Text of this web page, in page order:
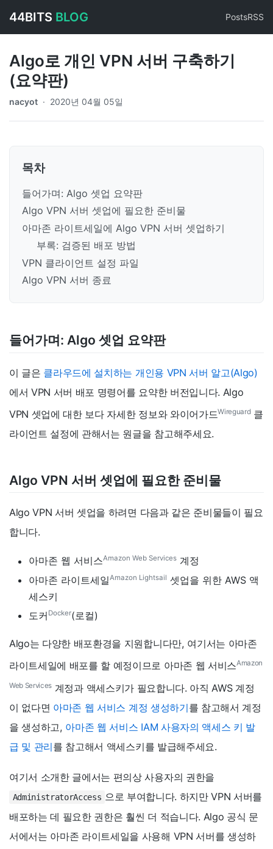
44BITS BLOG PostsRSS
Algo로 개인 VPN 서버 구축하기
(요약판)
nacyot · 2020년 04월 05일
목차
들어가며: Algo 셋업 요약판
Algo VPN 서버 셋업에 필요한 준비물
아마존 라이트세일에 Algo VPN 서버 셋업하기
부록: 검증된 배포 방법
VPN 클라이언트 설정 파일
Algo VPN 서버 종료
들어가며: Algo 셋업 요약판
이 글은 클라우드에 설치하는 개인용 VPN 서버 알고(Algo)
에서 VPN 서버 배포 명령어를 요약한 버전입니다. Algo
VPN 셋업에 대한 보다 자세한 정보와 와이어가드Wireguard클
라이언트 설정에 관해서는 원글을 참고해주세요.
Algo VPN 서버 셋업에 필요한 준비물
Algo VPN 서버 셋업을 하려면 다음과 같은 준비물들이 필요
합니다.
아마존 웹 서비스Amazon Web Services 계정
아마존 라이트세일Amazon Lightsail 셋업을 위한 AWS 액
세스키
도커 Docker(로컬)
Algo는 다양한 배포환경을 지원합니다만, 여기서는 아마존
라이트세일에 배포를 할 예정이므로 아마존 웹 서비스Amazon
Web Services 계정과 액세스키가 필요합니다. 아직 AWS 계정
이 없다면 아마존 웹 서비스 계정 생성하기를 참고해서 계정
을 생성하고, 아마존 웹 서비스 IAM 사용자의 액세스 키 발
급 및 관리를 참고해서 액세스키를 발급해주세요.
여기서 소개한 글에서는 편의상 사용자의 권한을
AdministratorAccess 으로 부여합니다. 하지만 VPN 서버를
배포하는 데 필요한 권한은 훨씬 더 적습니다. Algo 공식 문
서에서는 아마존 라이트세일을 사용해 VPN 서버를 생성하